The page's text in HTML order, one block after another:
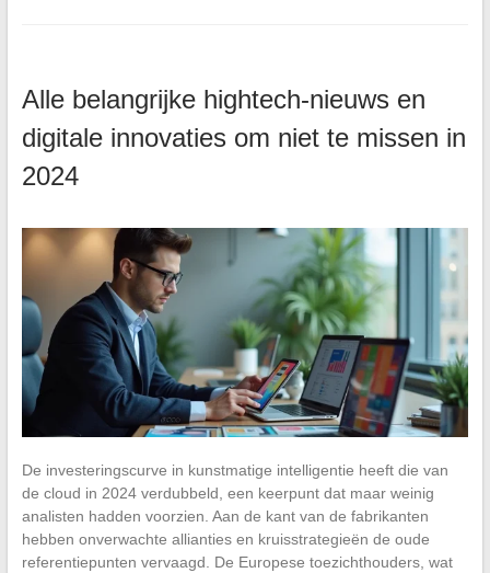
Alle belangrijke hightech-nieuws en
digitale innovaties om niet te missen in
2024
De investeringscurve in kunstmatige intelligentie heeft die van
de cloud in 2024 verdubbeld, een keerpunt dat maar weinig
analisten hadden voorzien. Aan de kant van de fabrikanten
hebben onverwachte allianties en kruisstrategieën de oude
referentiepunten vervaagd. De Europese toezichthouders, wat